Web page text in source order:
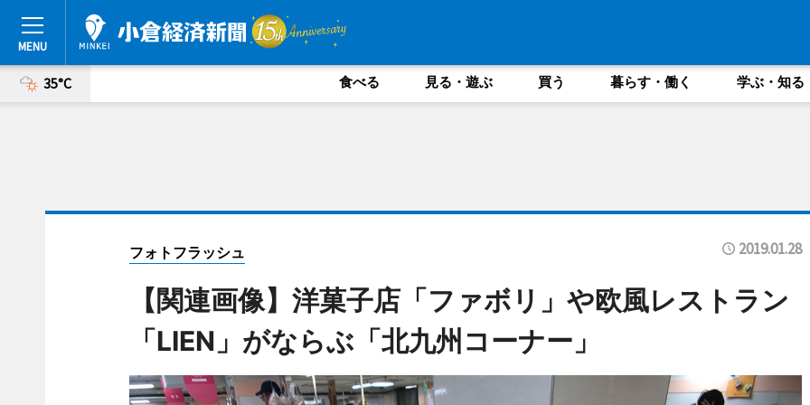
35°C 食べる 見る・遊ぶ 買う 暮らす・働く 学ぶ・知る
フォトフラッシュ 2019.01.28
【関連画像】洋菓子店「ファボリ」や欧風レストラン
「LIEN」がならぶ「北九州コーナー」